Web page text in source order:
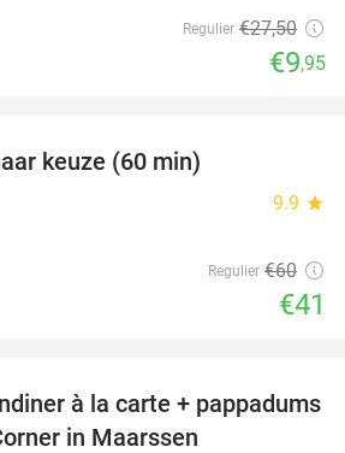
Regulier €27,50
€9,95
keuze (60 min)
9.9 star
Regulier €60
€41
36%
à la carte + pappadums
in Maarssen